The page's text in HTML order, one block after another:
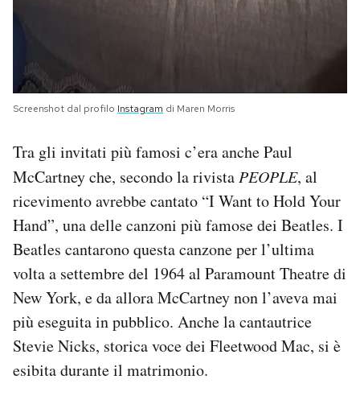
Screenshot dal profilo Instagram di Maren Morris
Tra gli invitati più famosi c’era anche Paul
McCartney che, secondo la rivista PEOPLE, al
ricevimento avrebbe cantato “I Want to Hold Your
Hand”, una delle canzoni più famose dei Beatles. I
Beatles cantarono questa canzone per l’ultima
volta a settembre del 1964 al Paramount Theatre di
New York, e da allora McCartney non l’aveva mai
più eseguita in pubblico. Anche la cantautrice
Stevie Nicks, storica voce dei Fleetwood Mac, si è
esibita durante il matrimonio.